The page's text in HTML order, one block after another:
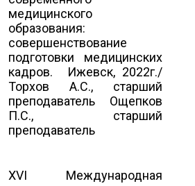
медицинского
образования:
совершенствование
подготовки медицинских
кадров. Ижевск, 2022г./
Торхов А.С., старший
преподаватель Ощепков
П.С., старший
преподаватель
XVI Международная